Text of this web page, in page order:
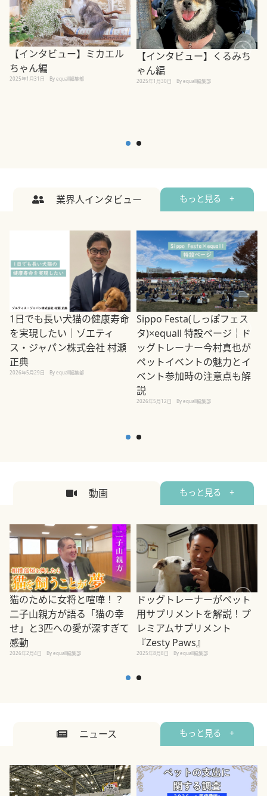
【インタビュー】ミカエル
ちゃん編
2025年1月31日 By equall編集部
【インタビュー】くるみち
ゃん編
2025年1月30日 By equall編集部
業界人インタビュー もっと見る +
1日でも長い犬猫の健康寿命
を実現したい｜ゾエティ
ス・ジャパン株式会社 村瀬
正典
2026年5月29日 By equall編集部
Sippo Festa(しっぽフェス
タ)×equall 特設ページ｜ド
ッグトレーナー今村真也が
ペットイベントの魅力とイ
ベント参加時の注意点も解
説
2026年5月12日 By equall編集部
動画 もっと見る +
猫のために女将と喧嘩！？
二子山親方が語る「猫の幸
せ」と3匹への愛が深すぎて
感動
2026年2月4日 By equall編集部
ドッグトレーナーがペット
用サプリメントを解説！プ
レミアムサプリメント
『Zesty Paws』
2025年8月8日 By equall編集部
ニュース もっと見る +